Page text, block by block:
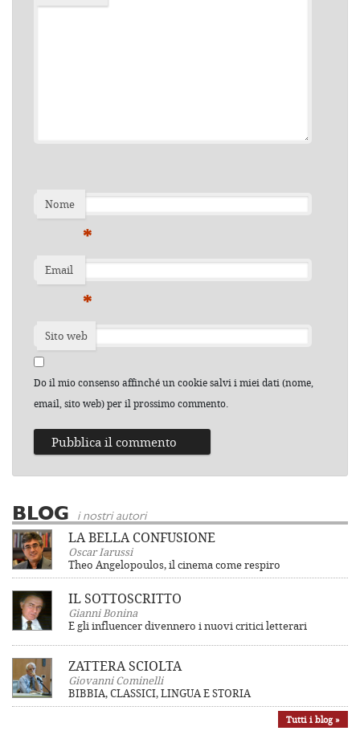
Nome
*
Email
*
Sito web
Do il mio consenso affinché un cookie salvi i miei dati (nome,
email, sito web) per il prossimo commento.
BLOG i nostri autori
LA BELLA CONFUSIONE
Oscar Iarussi
Theo Angelopoulos, il cinema come respiro
IL SOTTOSCRITTO
Gianni Bonina
E gli influencer divennero i nuovi critici letterari
ZATTERA SCIOLTA
Giovanni Cominelli
BIBBIA, CLASSICI, LINGUA E STORIA
Tutti i blog »